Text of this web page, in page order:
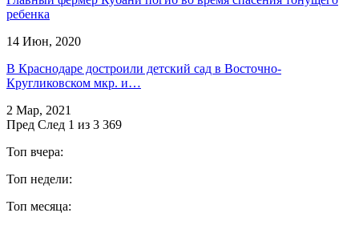
ребенка
14 Июн, 2020
В Краснодаре достроили детский сад в Восточно-
Кругликовском мкр. и…
2 Мар, 2021
Пред След 1 из 3 369
Топ вчера:
Топ недели:
Топ месяца: